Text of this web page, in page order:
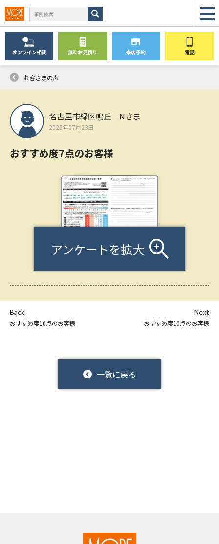
オンライン相談 無料お見積り 来店予約 電話
お客さまの声
名古屋市緑区鳴丘 Nさま
2025年07月23日
おすすめ度7点のお客様
アンケートを拡大
Back
おすすめ度10点のお客様
一覧に戻る
Next
おすすめ度10点のお客様